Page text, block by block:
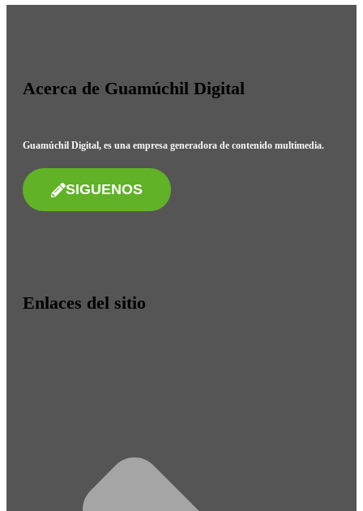
Acerca de Guamúchil Digital
Guamúchil Digital, es una empresa generadora de contenido multimedia.
SIGUENOS
Enlaces del sitio